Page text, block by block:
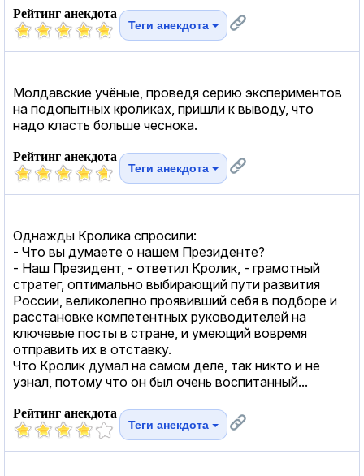
Рейтинг анекдота
Теги анекдота
Молдавские учёные, проведя серию экспериментов
на подопытных кроликах, пришли к выводу, что
надо класть больше чеснока.
Рейтинг анекдота
Теги анекдота
Однажды Кролика спросили:
- Что вы думаете о нашем Президенте?
- Наш Президент, - ответил Кролик, - грамотный
стратег, оптимально выбирающий пути развития
России, великолепно проявивший себя в подборе и
расстановке компетентных руководителей на
ключевые посты в стране, и умеющий вовремя
отправить их в отставку.
Что Кролик думал на самом деле, так никто и не
узнал, потому что он был очень воспитанный...
Рейтинг анекдота
Теги анекдота